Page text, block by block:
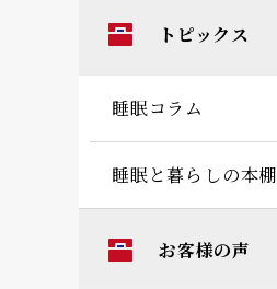
トピックス
睡眠コラム
睡眠と暮らしの本棚
お客様の声